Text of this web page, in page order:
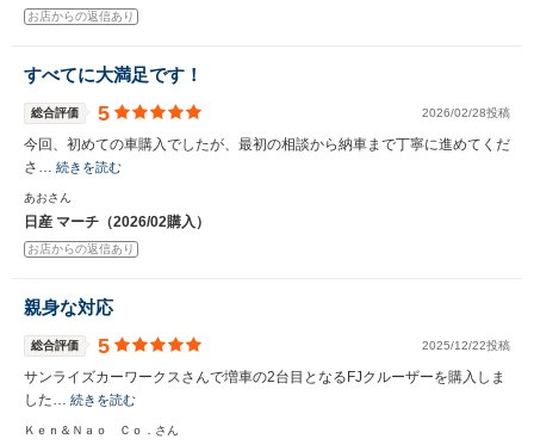
お店からの返信あり
すべてに大満足です！
総合評価 5 2026/02/28投稿
今回、初めての車購入でしたが、最初の相談から納車まで丁寧に進めてくだ
さ… 続きを読む
あおさん
日産 マーチ（2026/02購入）
お店からの返信あり
親身な対応
総合評価 5 2025/12/22投稿
サンライズカーワークスさんで増車の2台目となるFJクルーザーを購入しま
した… 続きを読む
Ｋｅｎ＆Ｎａｏ Ｃｏ．さん